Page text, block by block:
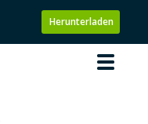
Herunterladen